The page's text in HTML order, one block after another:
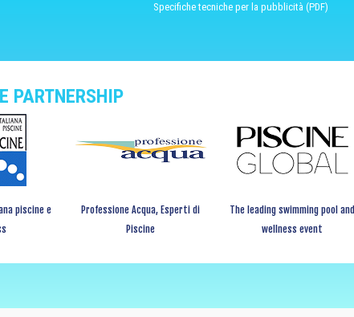
Specifiche tecniche per la pubblicità (PDF)
PARTNERSHIP
piscine e
Professione Acqua, Esperti di
Piscine
The leading swimming pool and
wellness event